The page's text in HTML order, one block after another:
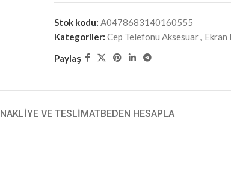
Stok kodu: A0478683140160555
Kategoriler: Cep Telefonu Aksesuar, Ekran
Paylaş
NAKLIYE VE TESLIMATBEDEN HESAPLA